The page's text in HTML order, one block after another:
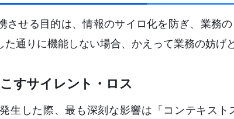
させる目的は、情報のサイロ化を防ぎ、業務
た通りに機能しない場合、かえって業務の妨げ
すサイレント・ロス
生した際、最も深刻な影響は「コンテキス